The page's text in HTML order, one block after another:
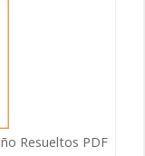
Resueltos PDF